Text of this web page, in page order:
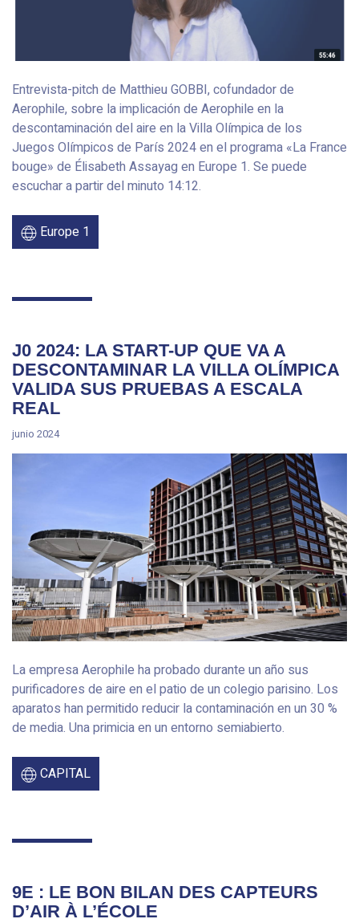
Entrevista-pitch de Matthieu GOBBI, cofundador de
Aerophile, sobre la implicación de Aerophile en la
descontaminación del aire en la Villa Olímpica de los
Juegos Olímpicos de París 2024 en el programa «La France
bouge» de Élisabeth Assayag en Europe 1. Se puede
escuchar a partir del minuto 14:12.
Europe 1
J0 2024: LA START-UP QUE VA A
DESCONTAMINAR LA VILLA OLÍMPICA
VALIDA SUS PRUEBAS A ESCALA
REAL
junio 2024
La empresa Aerophile ha probado durante un año sus
purificadores de aire en el patio de un colegio parisino. Los
aparatos han permitido reducir la contaminación en un 30 %
de media. Una primicia en un entorno semiabierto.
CAPITAL
9E : LE BON BILAN DES CAPTEURS
D’AIR À L’ÉCOLE